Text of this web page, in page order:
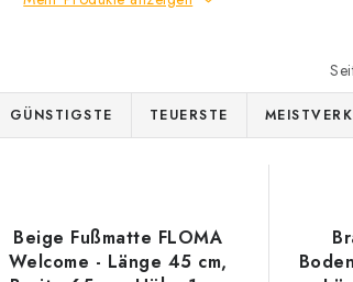
GÜNSTIGSTE TEUERSTE
Beige Fußmatte FLOMA
Welcome - Länge 45 cm,